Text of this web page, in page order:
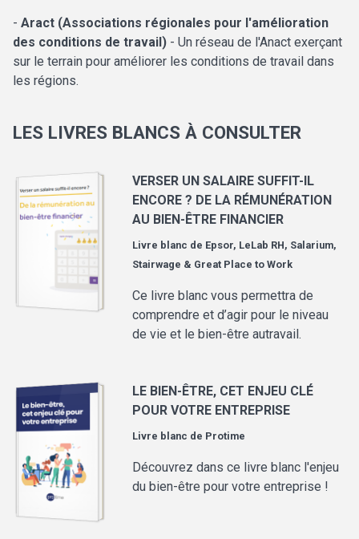
- Aract (Associations régionales pour l'amélioration
des conditions de travail) - Un réseau de l'Anact exerçant
sur le terrain pour améliorer les conditions de travail dans
les régions.
LES LIVRES BLANCS À CONSULTER
VERSER UN SALAIRE SUFFIT-IL
ENCORE ? DE LA RÉMUNÉRATION
AU BIEN-ÊTRE FINANCIER
Livre blanc de Epsor, LeLab RH, Salarium,
Stairwage & Great Place to Work
Ce livre blanc vous permettra de
comprendre et d’agir pour le niveau
de vie et le bien-être autravail.
LE BIEN-ÊTRE, CET ENJEU CLÉ
POUR VOTRE ENTREPRISE
Livre blanc de Protime
Découvrez dans ce livre blanc l'enjeu
du bien-être pour votre entreprise !